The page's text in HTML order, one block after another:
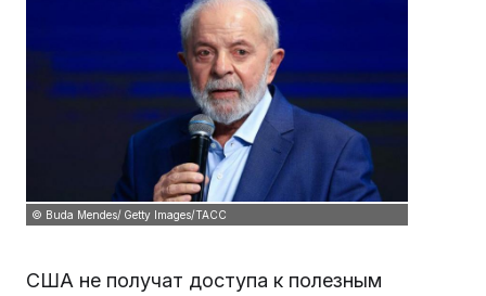
© Buda Mendes/ Getty Images/ТАСС
США не получат доступа к полезным